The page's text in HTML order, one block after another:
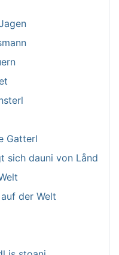
Gatterl
sich dauni von Lånd
der Welt